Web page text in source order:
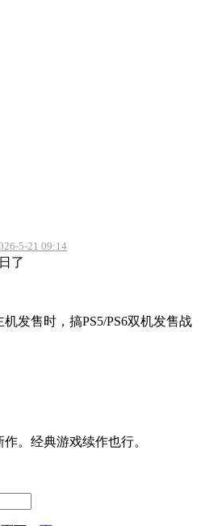
5-21 09:14
了
发售时，搞PS5/PS6双机发售战
。经典游戏续作也行。